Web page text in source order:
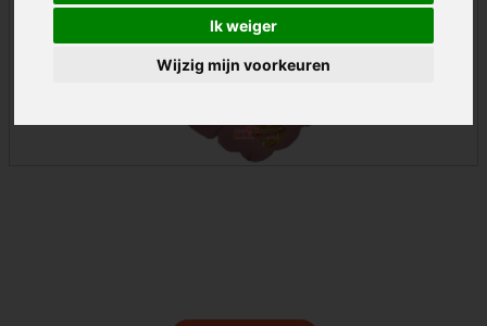
Ik weiger
Wijzig mijn voorkeuren